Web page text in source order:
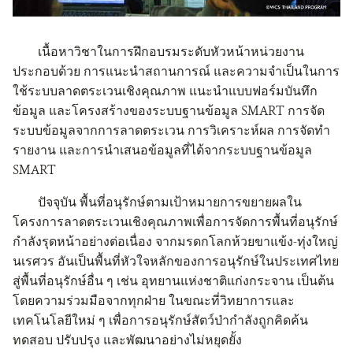
เนื้อหาวิชาในการฝึกอบรมระดับหัวหน้าหน่วยงาน
ประกอบด้วย การแนะนำสถานการณ์ และความจำเป็นในการ
ใช้ระบบลาดตระเวนเชิงคุณภาพ แนะนำแบบฟอร์มบันทึก
ข้อมูล และโครงสร้างของระบบฐานข้อมูล SMART การจัด
ระบบข้อมูลจากการลาดตระเวน การวิเคราะห์ผล การจัดทำ
รายงาน และการนำเสนอข้อมูลที่ได้จากระบบฐานข้อมูล
SMART
ปัจจุบันพื้นที่อนุรักษ์ตามเป้าหมายการขยายผลใน
โครงการลาดตระเวนเชิงคุณภาพเพื่อการจัดการพื้นที่อนุรักษ์
กำลังรุดหน้าอย่างต่อเนื่อง จากมรดกโลกห้วยขาแข้ง-ทุ่งใหญ่
นเรศวร อันเป็นพื้นที่หัวใจหลักของการอนุรักษ์ในประเทศไทย
สู่พื้นที่อนุรักษ์อื่น ๆ เช่น อุทยานแห่งชาติแก่งกระจาน เป็นต้น
โดยความร่วมมือจากทุกฝ่าย ในขณะที่วิทยาการและ
เทคโนโลยีใหม่ ๆ เพื่อการอนุรักษ์สัตว์ป่ากำลังถูกคิดค้น
ทดสอบ ปรับปรุง และพัฒนาอย่างไม่หยุดยั้ง